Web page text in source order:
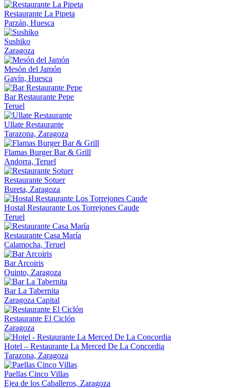
Restaurante La Pipeta
Parzán, Huesca
Sushiko
Zaragoza
Mesón del Jamón
Gavín, Huesca
Bar Restaurante Pepe
Teruel
Ullate Restaurante
Tarazona, Zaragoza
Flamas Burger Bar & Grill
Andorra, Teruel
Restaurante Sotuer
Bureta, Zaragoza
Hostal Restaurante Los Torrejones Caude
Teruel
Restaurante Casa María
Calamocha, Teruel
Bar Arcoiris
Quinto, Zaragoza
Bar La Tabernita
Zaragoza Capital
Restaurante El Ciclón
Zaragoza
Hotel – Restaurante La Merced De La Concordia
Tarazona, Zaragoza
Paellas Cinco Villas
Ejea de los Caballeros, Zaragoza